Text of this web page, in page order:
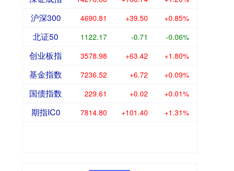
沪深300 4691.26 +39.95 +0.86%
北证50 1122.16 -0.72 -0.06%
创业板指 3579.74 +64.18 +1.83%
基金指数 7236.54 +6.74 +0.09%
国债指数 229.61 +0.02 +0.01%
期指IC0 7811.60 +98.20 +1.27%